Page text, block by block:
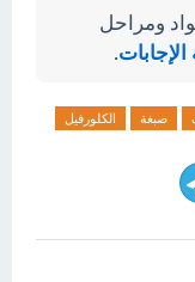
ومراحل
الإجابات.
صبغة الكلورفيل